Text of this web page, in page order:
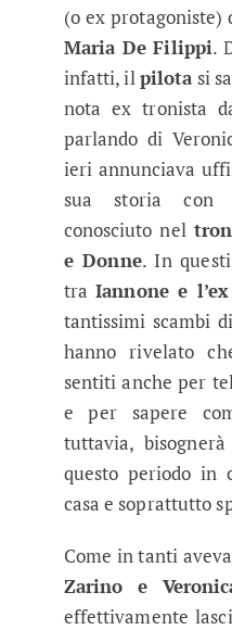
(o ex protagoniste)
Maria De Filippi.
infatti, ilpilotasi
nota ex tronista
parlando di
ieri annunciava
sua storia
conosciuto nel
e Donne. In
traIannone e
tantissimi scambi
hanno rivelato
sentiti anche per
e per sapere
tuttavia,
questo periodo in
casa e soprattutto
Come in tanti
Zarino e
effettivamente